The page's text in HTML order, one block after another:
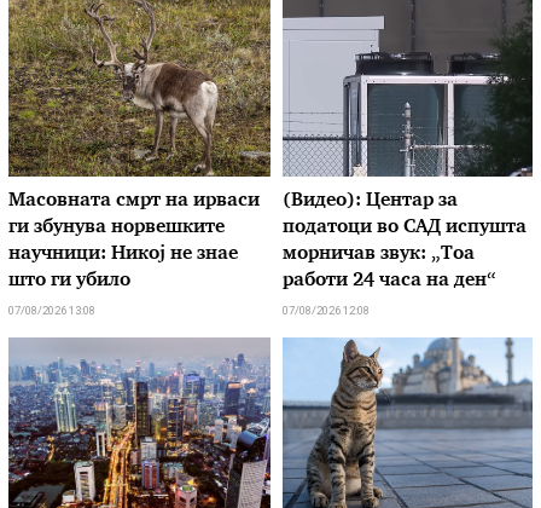
Масовната смрт на ирваси
ги збунува норвешките
научници: Никој не знае
што ги убило
07/08/2026 13:08
(Видео): Центар за
податоци во САД испушта
морничав звук: „Тоа
работи 24 часа на ден“
07/08/2026 12:08